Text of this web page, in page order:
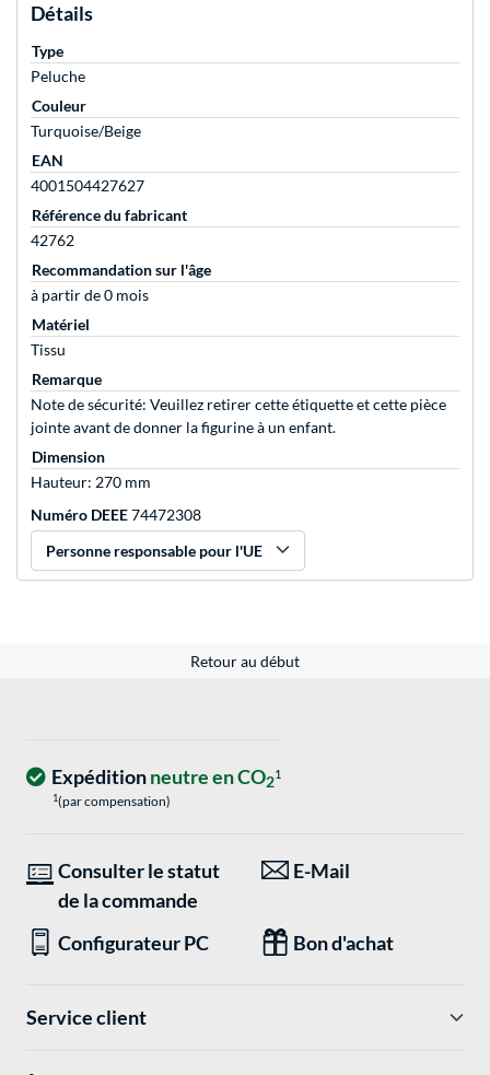
Détails
Type
Peluche
Couleur
Turquoise/Beige
EAN
4001504427627
Référence du fabricant
42762
Recommandation sur l'âge
à partir de 0 mois
Matériel
Tissu
Remarque
Note de sécurité: Veuillez retirer cette étiquette et cette pièce
jointe avant de donner la figurine à un enfant.
Dimension
Hauteur: 270 mm
Numéro DEEE74472308
Personne responsable pour l'UE
Retour au début
Expéditionneutre en CO21
1(par compensation)
Consulter le statut
de la commande
E-Mail
Configurateur PC Bon d'achat
Service client